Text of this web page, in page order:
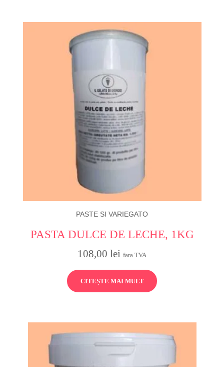
PASTE SI VARIEGATO
PASTA DULCE DE LECHE, 1KG
108,00 lei fara TVA
CITEȘTE MAI MULT